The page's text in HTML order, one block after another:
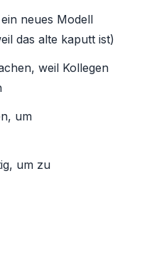
neues Modell
das alte kaputt ist)
weil Kollegen
um
um zu